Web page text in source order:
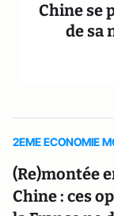
Chine se
de sa
2EME ECONOMIE
(Re)montée
Chine : ces